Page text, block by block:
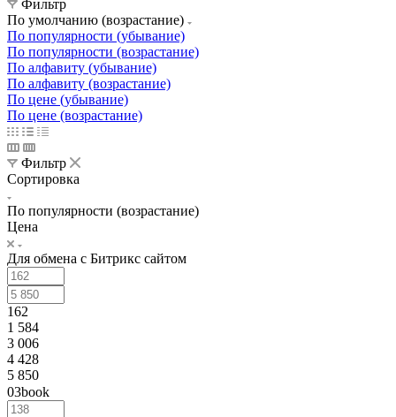
Фильтр
По умолчанию (возрастание)
По популярности (убывание)
По популярности (возрастание)
По алфавиту (убывание)
По алфавиту (возрастание)
По цене (убывание)
По цене (возрастание)
Фильтр
Сортировка
По популярности (возрастание)
Цена
Для обмена с Битрикс сайтом
162
1 584
3 006
4 428
5 850
03book